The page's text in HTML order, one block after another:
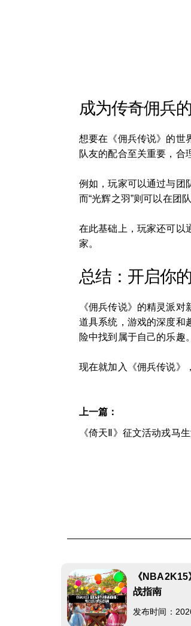
成为传奇佣兵
想要在《佣兵传说》的世
队友的配合至关重要，合
例如，玩家可以通过与团
而“光辉之羽”则可以在团
在此基础上，玩家还可以
家。
总结：开启你
《佣兵传说》的精灵派
道具系统，游戏的深度和
险中找到属于自己的乐趣。
现在就加入《佣兵传说》
上一篇：
《倚天Ⅱ》征文活动戎马
《
战指南
发布时间：